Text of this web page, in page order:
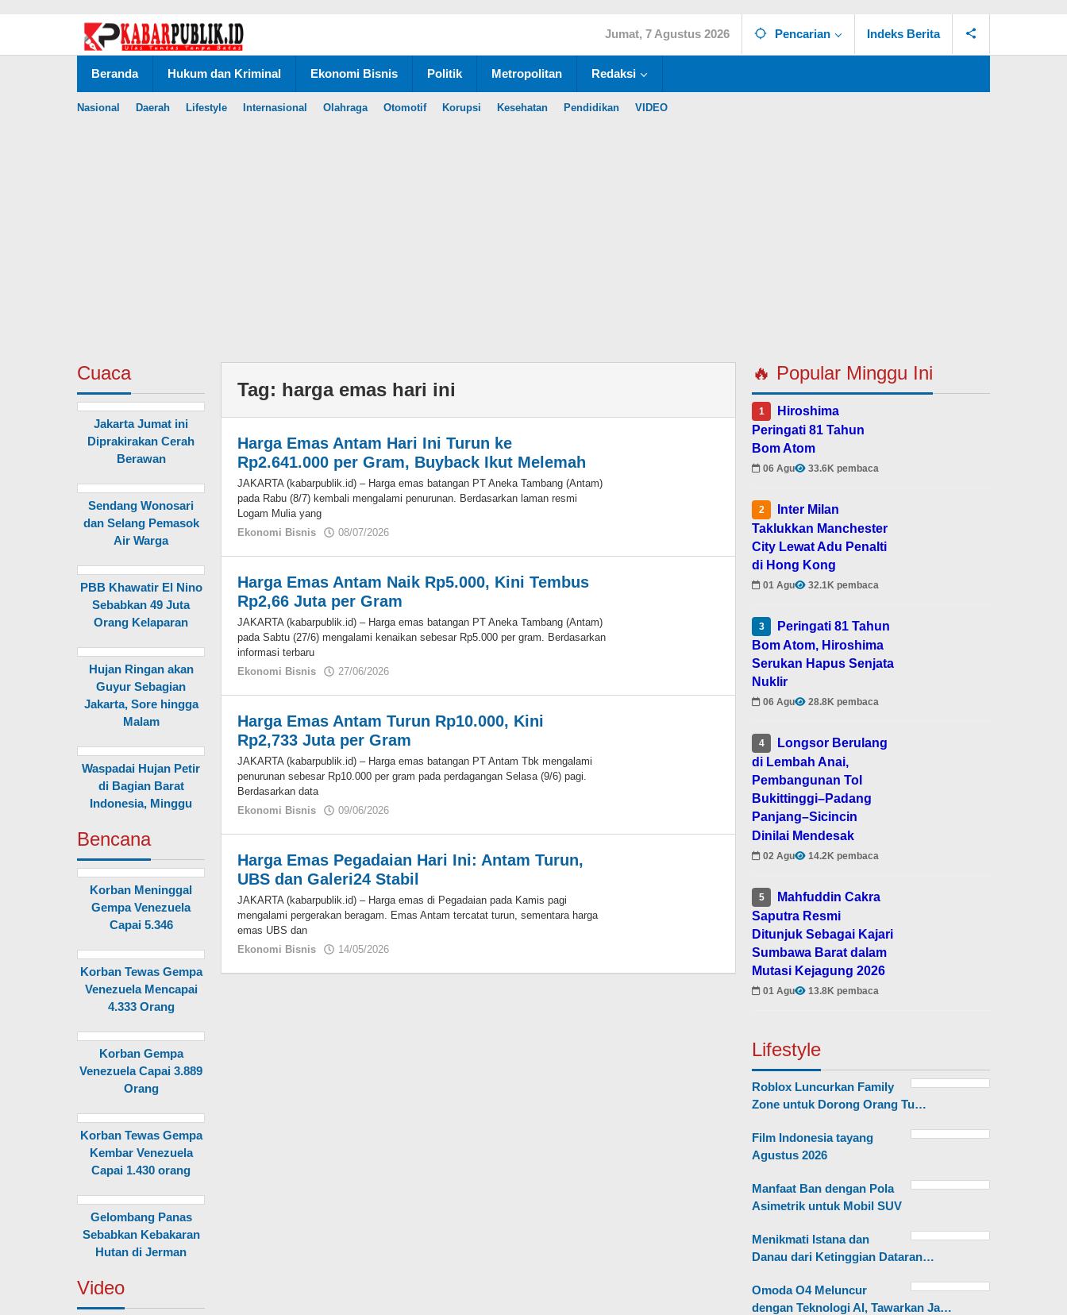
konten
Jumat, 7 Agustus 2026 Pencarian Indeks Berita
Beranda Hukum dan Kriminal Ekonomi Bisnis Politik Metropolitan Redaksi
Nasional Daerah Lifestyle Internasional Olahraga Otomotif Korupsi Kesehatan Pendidikan VIDEO
Cuaca
Jakarta Jumat ini
Diprakirakan Cerah
Berawan
Sendang Wonosari
dan Selang Pemasok
Air Warga
PBB Khawatir El Nino
Sebabkan 49 Juta
Orang Kelaparan
Hujan Ringan akan
Guyur Sebagian
Jakarta, Sore hingga
Malam
Waspadai Hujan Petir
di Bagian Barat
Indonesia, Minggu
Bencana
Korban Meninggal
Gempa Venezuela
Capai 5.346
Korban Tewas Gempa
Venezuela Mencapai
4.333 Orang
Korban Gempa
Venezuela Capai 3.889
Orang
Korban Tewas Gempa
Kembar Venezuela
Capai 1.430 orang
Gelombang Panas
Sebabkan Kebakaran
Hutan di Jerman
Video
Tag: harga emas hari ini
Harga Emas Antam Hari Ini Turun ke
Rp2.641.000 per Gram, Buyback Ikut Melemah
JAKARTA (kabarpublik.id) – Harga emas batangan PT Aneka Tambang (Antam)
pada Rabu (8/7) kembali mengalami penurunan. Berdasarkan laman resmi
Logam Mulia yang
Ekonomi Bisnis
08/07/2026
Harga Emas Antam Naik Rp5.000, Kini Tembus
Rp2,66 Juta per Gram
JAKARTA (kabarpublik.id) – Harga emas batangan PT Aneka Tambang (Antam)
pada Sabtu (27/6) mengalami kenaikan sebesar Rp5.000 per gram. Berdasarkan
informasi terbaru
Ekonomi Bisnis
27/06/2026
Harga Emas Antam Turun Rp10.000, Kini
Rp2,733 Juta per Gram
JAKARTA (kabarpublik.id) – Harga emas batangan PT Antam Tbk mengalami
penurunan sebesar Rp10.000 per gram pada perdagangan Selasa (9/6) pagi.
Berdasarkan data
Ekonomi Bisnis
09/06/2026
Harga Emas Pegadaian Hari Ini: Antam Turun,
UBS dan Galeri24 Stabil
JAKARTA (kabarpublik.id) – Harga emas di Pegadaian pada Kamis pagi
mengalami pergerakan beragam. Emas Antam tercatat turun, sementara harga
emas UBS dan
Ekonomi Bisnis
14/05/2026
🔥 Popular Minggu Ini
1
Hiroshima
Peringati 81 Tahun
Bom Atom
06 Agu 33.6K pembaca
2
Inter Milan
Taklukkan Manchester
City Lewat Adu Penalti
di Hong Kong
01 Agu 32.1K pembaca
3
Peringati 81 Tahun
Bom Atom, Hiroshima
Serukan Hapus Senjata
Nuklir
06 Agu 28.8K pembaca
4
Longsor Berulang
di Lembah Anai,
Pembangunan Tol
Bukittinggi–Padang
Panjang–Sicincin
Dinilai Mendesak
02 Agu 14.2K pembaca
5
Mahfuddin Cakra
Saputra Resmi
Ditunjuk Sebagai Kajari
Sumbawa Barat dalam
Mutasi Kejagung 2026
01 Agu 13.8K pembaca
Lifestyle
Roblox Luncurkan Family
Zone untuk Dorong Orang Tu…
Film Indonesia tayang
Agustus 2026
Manfaat Ban dengan Pola
Asimetrik untuk Mobil SUV
Menikmati Istana dan
Danau dari Ketinggian Dataran…
Omoda O4 Meluncur
dengan Teknologi AI, Tawarkan Ja…